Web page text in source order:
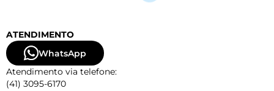
ATENDIMENTO
WhatsApp
Atendimento via telefone:
(41) 3095-6170